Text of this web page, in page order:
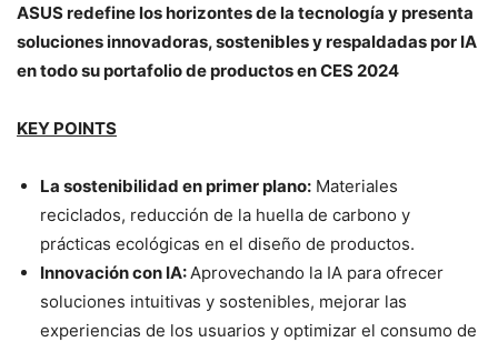
ASUS redefine los horizontes de la tecnología y presenta
soluciones innovadoras, sostenibles y respaldadas por IA
en todo su portafolio de productos en CES 2024
KEY POINTS
La sostenibilidad en primer plano: Materiales
reciclados, reducción de la huella de carbono y
prácticas ecológicas en el diseño de productos.
Innovación con IA: Aprovechando la IA para ofrecer
soluciones intuitivas y sostenibles, mejorar las
experiencias de los usuarios y optimizar el consumo de